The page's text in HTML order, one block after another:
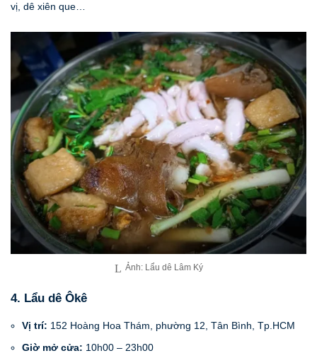
vị, dê xiên que…
Ảnh: Lẩu dê Lâm Ký
4. Lẩu dê Ôkê
Vị trí: 152 Hoàng Hoa Thám, phường 12, Tân Bình, Tp.HCM
Giờ mở cửa: 10h00 – 23h00